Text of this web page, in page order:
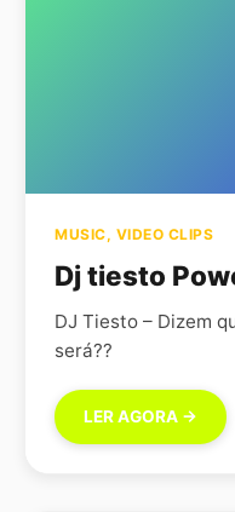
MUSIC, VIDEO CLIPS
Dj tiesto
DJ Tiesto – Dizem
será??
LER AGORA →